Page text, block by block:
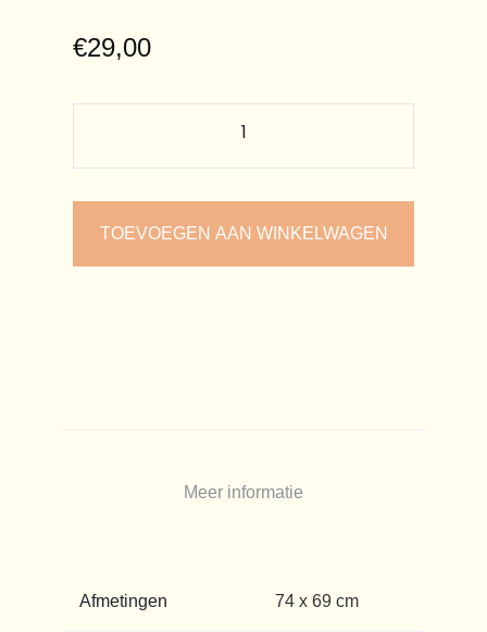
€29,00
TOEVOEGEN AAN WINKELWAGEN
Meer informatie
Afmetingen 74 x 69 cm